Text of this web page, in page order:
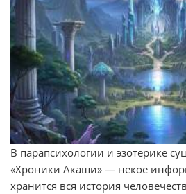
В парапсихологии и эзотерике
«Хроники Акаши» — некое
хранится вся история